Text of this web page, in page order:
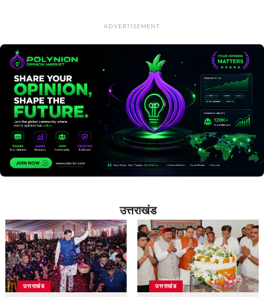
ADVERTISEMENT
उत्तराखंड
उत्तराखंड उत्तराखंड